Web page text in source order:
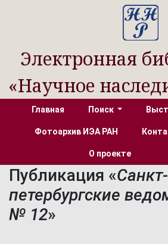
Электронная
«Научное
Главная Поиск
Фотоархив ИЭА РАН
О проекте
Публикация «Санкт-
петербургские
№ 12»